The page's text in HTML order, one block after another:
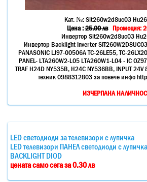
Кат. №:Sit260w2d8uc03
Цена :25.00лв Промоция:
Инвертор Sit260w2d8uc03
Инвертор Backlight Inverter
PANASONIC LJ97-00506A TC-26LE55, TC-
PANEL- LTA260W2-L05 LTA260W1-L04 - IC
TRAF H24D NY535B, H24C NY536BB, INPUT 24V
техник 0988312803 за повече инфо
ИЗЧЕРПАНА
LED светодиоди за телевизори с лупичка
LED телевизори ПАНЕЛ светодиоди с
BACKLIGHT DIOD
цената само сега за 0.30 лв